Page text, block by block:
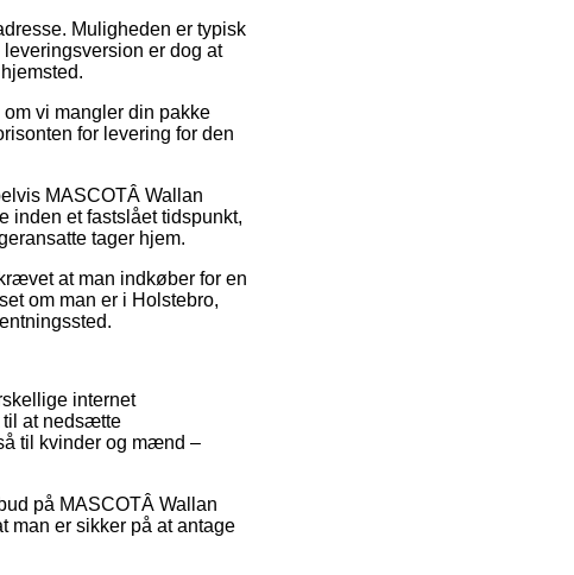
Muligheden er typisk
er dog at
vi mangler din pakke
for levering for den
MASCOTÂ Wallan
inden et fastslået tidspunkt,
tager hjem.
at man indkøber for en
om man er i Holstebro,
internet
til at nedsætte
til kvinder og mænd –
på MASCOTÂ Wallan
man er sikker på at antage